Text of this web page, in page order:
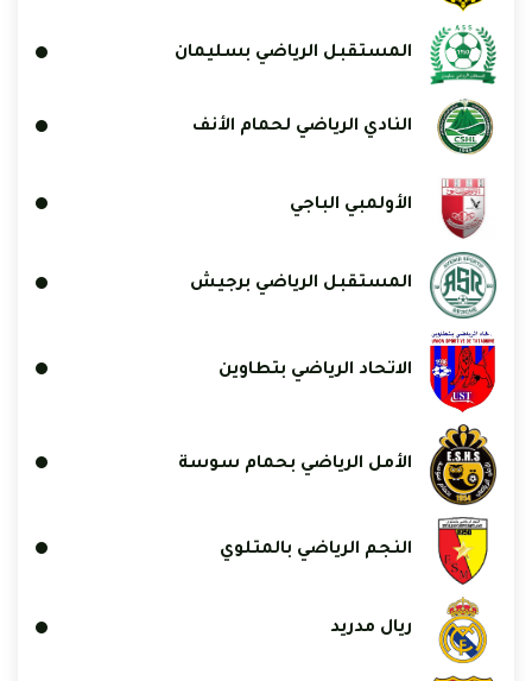
المستقبل الرياضي بسليمان
النادي الرياضي لحمام الأنف
الأولمبي الباجي
المستقبل الرياضي برجيش
الاتحاد الرياضي بتطاوين
الأمل الرياضي بحمام سوسة
النجم الرياضي بالمتلوي
ريال مدريد